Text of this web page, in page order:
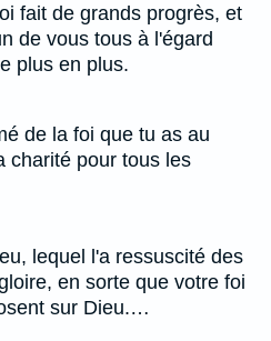
fait de grands progrès, et
de vous tous à l'égard
plus en plus.
de la foi que tu as au
charité pour tous les
lequel l'a ressuscité des
en sorte que votre foi
sur Dieu.…